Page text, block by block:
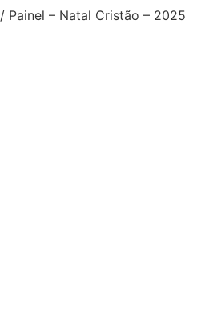
/ Painel – Natal Cristão – 2025